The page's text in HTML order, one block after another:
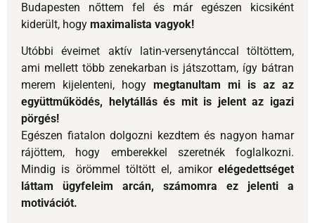
Egészen fiatalon dolgozni kezdtem és nagyon hamar
rájöttem, hogy emberekkel szeretnék foglalkozni.
Mindig is örömmel töltött el, amikor elégedettséget
láttam ügyfeleim arcán, számomra ez jelenti a
motivációt.
És, hogy miért az ingatlanpiac?
2022-ben kezdtem dolgozni egy ingatlan hálózatnál,
ahol egyértelművé vált számomra, hogy ezzel
szeretnék foglalkozni! Hamar körvonalazódott
bennem, hogy egy nagyobb hálózat nem teszi